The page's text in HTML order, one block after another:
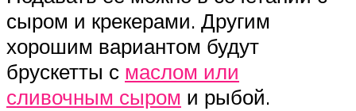
сыром и крекерами. Другим
хорошим вариантом будут
брускетты с маслом или
сливочным сыром и рыбой.